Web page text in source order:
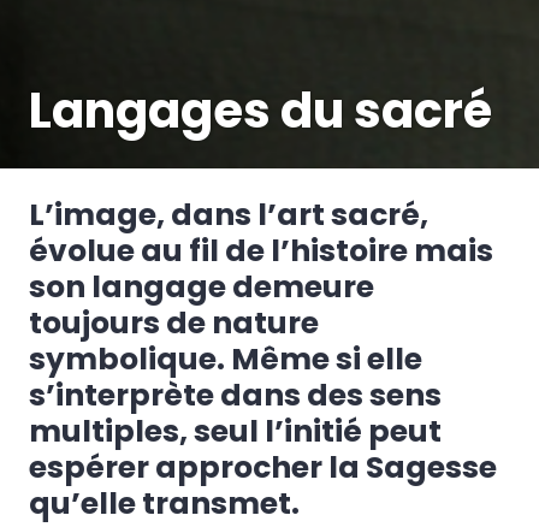
Langages du sacré
L’image, dans l’art sacré,
évolue au fil de l’histoire mais
son langage demeure
toujours de nature
symbolique. Même si elle
s’interprète dans des sens
multiples, seul l’initié peut
espérer approcher la Sagesse
qu’elle transmet.